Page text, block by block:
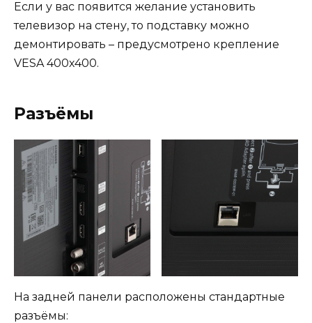
Если у вас появится желание установить
телевизор на стену, то подставку можно
демонтировать – предусмотрено крепление
VESA 400х400.
Разъёмы
На задней панели расположены стандартные
разъёмы: